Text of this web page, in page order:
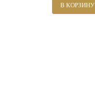
В КОРЗИНУ